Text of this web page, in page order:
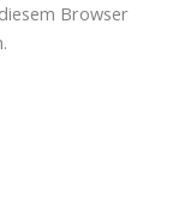
Browser